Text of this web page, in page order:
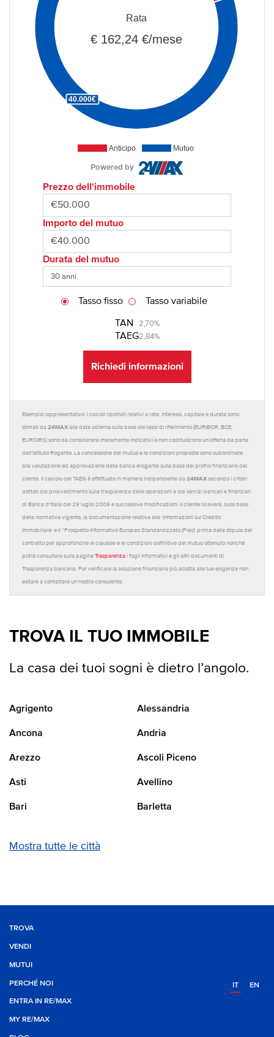
Anticipo Mutuo
40.000€
Rata
€ 162,24 €/mese
Powered by
Prezzo dell'immobile
Importo del mutuo
Durata del mutuo
TAN 2,70%
TAEG2,84%
Tasso fisso Tasso variabile
Richiedi informazioni
Esempio rappresentativo: I calcoli riportati relativi a rate, interessi, capitale e durata sono
stimati da 24MAX alla data odierna sulla base dei tassi di riferimento (EURIBOR, BCE,
EUROIRS) sono da considerarsi meramente indicativi e non costituiscono un'offerta da parte
dell'Istituto Rogante. La concessione del mutuo e le condizioni proposte sono subordinate
alla valutazione ed approvazione della banca erogante sulla base del profilo finanziario del
cliente. Il calcolo del TAEG è effettuato in maniera indipendente da 24MAX secondo i criteri
dettati dal provvedimento sulla trasparenza delle operazioni e dei servizi bancari e finanziari
di Banca d'Italia del 29 luglio 2009 e successive modificazioni. Il cliente riceverà, sulla base
della normativa vigente, la documentazione relativa alle 'Informazioni sul Credito
Immobiliare' e il “Prospetto Informativo Europeo Standardizzato (Pies)' prima della stipula del
contratto per approfondire le clausole e le condizioni definitive del mutuo ottenuto nonché
potrà consultare sulla pagina Trasparenza i fogli informativi e gli altri documenti di
Trasparenza bancaria. Per verificare la soluzione finanziaria più adatta alle tue esigenze non
esitare a contattare un nostro consulente.
TROVA IL TUO IMMOBILE
La casa dei tuoi sogni è dietro l’angolo.
Agrigento Alessandria
Ancona Andria
Arezzo Ascoli Piceno
Asti Avellino
Bari Barletta
Mostra tutte le città
TROVA
VENDI
MUTUI
PERCHÉ NOI
ENTRA IN RE/MAX
MY RE/MAX
IT EN